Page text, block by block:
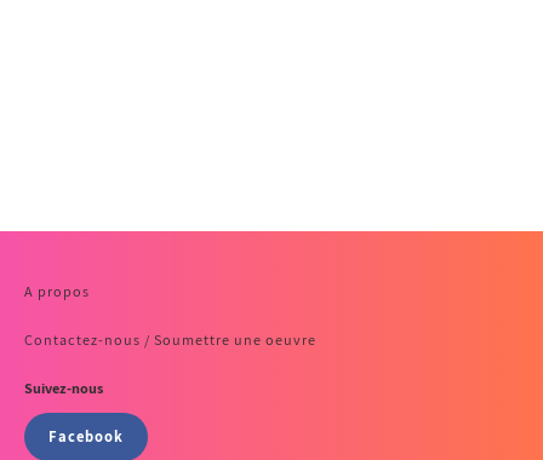
A propos
Contactez-nous / Soumettre une oeuvre
Suivez-nous
Facebook